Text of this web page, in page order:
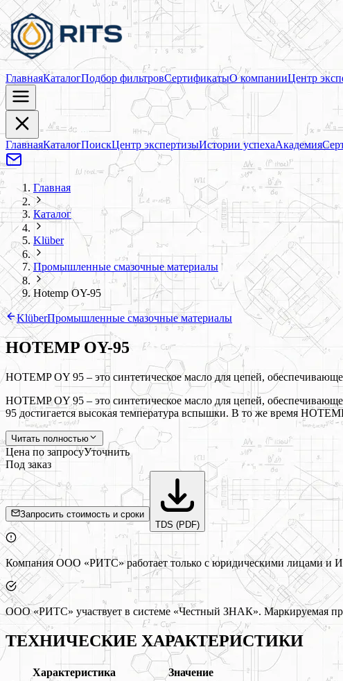
ГлавнаяКаталогПодбор фильтровСертификатыО компанииЦентр
ГлавнаяКаталогПоискЦентр экспертизыИстории успехаАкадемия
Главная
Каталог
Klüber
Промышленные смазочные материалы
Hotemp OY-95
KlüberПромышленные смазочные материалы
HOTEMP OY-95
HOTEMP OY 95 – это синтетическое масло для цепей,
HOTEMP OY 95 – это синтетическое масло для цепей,
95 достигается высокая температура вспышки. В то же время
Читать полностью
Цена по запросуУточнить
Под заказ
Запросить стоимость и сроки
TDS (PDF)
Компания ООО «РИТС» работает только с юридическими лицами и
ООО «РИТС» участвует в системе «Честный ЗНАК». Маркируемая
ТЕХНИЧЕСКИЕ ХАРАКТЕРИСТИКИ
Характеристика
Значение